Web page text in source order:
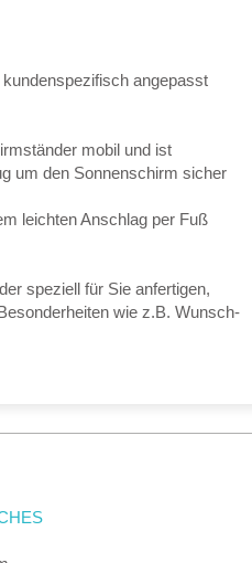
angepasst
mobil und ist
um den Sonnenschirm sicher
leichten Anschlag per Fuß
speziell für Sie anfertigen,
wie z.B. Wunsch-